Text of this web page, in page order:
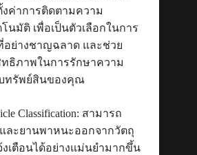
ค่าการติดตามความ
นมัติ เพื่อเป็นตัวเลือกในการ
อย่างชาญฉลาด และช่วย
ธิภาพในการรักษาความ
ทรัพย์สินของคุณ
Classification: สามารถ
ละยานพาหนะออกจากวัตถุ
เตือนได้อย่างแม่นยำมากขึ้น